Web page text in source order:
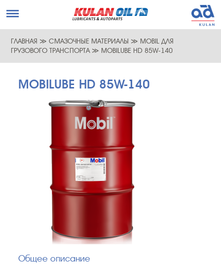
ГЛАВНАЯ ≫ СМАЗОЧНЫЕ МАТЕРИАЛЫ ≫ MOBIL ДЛЯ
ГРУЗОВОГО ТРАНСПОРТА ≫ MOBILUBE HD 85W-140
MOBILUBE HD 85W-140
Общее описание